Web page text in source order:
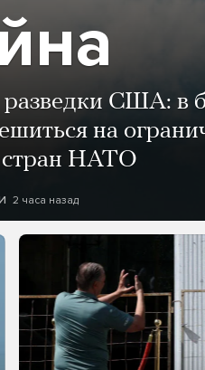
разведки США: в
на
стран НАТО
2 часа назад